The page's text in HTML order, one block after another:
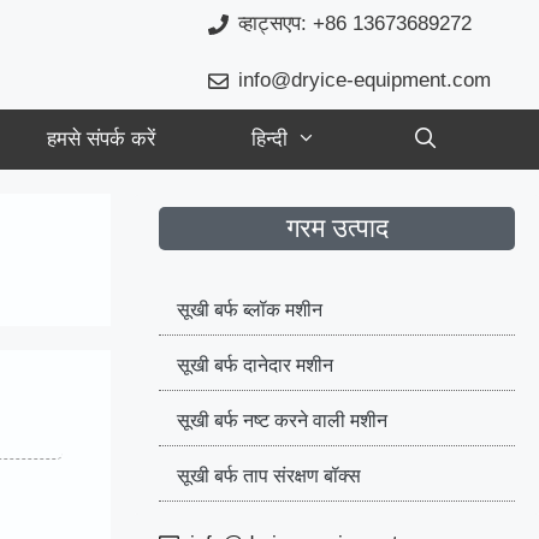
व्हाट्सएप: +86 13673689272
info@dryice-equipment.com
हमसे संपर्क करें हिन्दी
गरम उत्पाद
सूखी बर्फ ब्लॉक मशीन
सूखी बर्फ दानेदार मशीन
सूखी बर्फ नष्ट करने वाली मशीन
सूखी बर्फ ताप संरक्षण बॉक्स